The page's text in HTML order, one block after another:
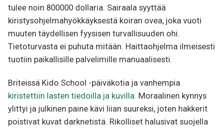
tulee noin 800000 dollaria. Sairaala syyttää
kiristysohjelmahyökkäyksestä koiran ovea, joka vuoti
muuten täydellisen fyysisen turvallisuuden ohi.
Tietoturvasta ei puhuta mitään. Haittaohjelma ilmeisesti
tuotiin paikallisille palvelimille manuaalisesti.
Briteissä Kido School -päiväkotia ja vanhempia
kiristettiin lasten tiedoilla ja kuvilla. Moraalinen kynnys
ylittyi ja julkinen paine kävi liian suureksi, joten hakkerit
poistivat kuvat darknetistä. Rikolliset halusivat suojella